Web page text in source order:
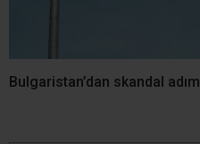
Bulgaristan’dan skandal adım